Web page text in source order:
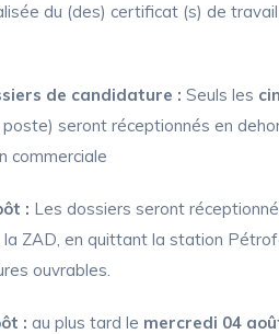
du (des) certificat (s) de
de candidature : Seuls les
seront réceptionnés en
commerciale
: Les dossiers seront
la ZAD, en quittant la station
ouvrables.
: au plus tard le mercredi 04